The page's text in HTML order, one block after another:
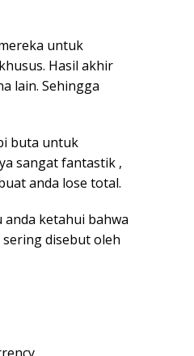
untuk
Hasil akhir
lain. Sehingga
buta untuk
sangat fantastik ,
anda lose total.
ketahui bahwa
disebut oleh